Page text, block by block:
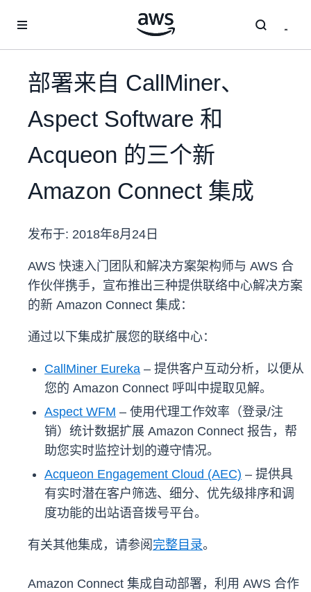
部署来自 CallMiner、
Aspect Software 和
Acqueon 的三个新
Amazon Connect 集成
发布于: 2018年8月24日
AWS 快速入门团队和解决方案架构师与 AWS 合
作伙伴携手，宣布推出三种提供联络中心解决方案
的新 Amazon Connect 集成：
通过以下集成扩展您的联络中心：
CallMiner Eureka – 提供客户互动分析，以便从
您的 Amazon Connect 呼叫中提取见解。
Aspect WFM – 使用代理工作效率（登录/注
销）统计数据扩展 Amazon Connect 报告，帮
助您实时监控计划的遵守情况。
Acqueon Engagement Cloud (AEC) – 提供具
有实时潜在客户筛选、细分、优先级排序和调
度功能的出站语音拨号平台。
有关其他集成，请参阅 完整目录。
Amazon Connect 集成自动部署，利用 AWS 合作